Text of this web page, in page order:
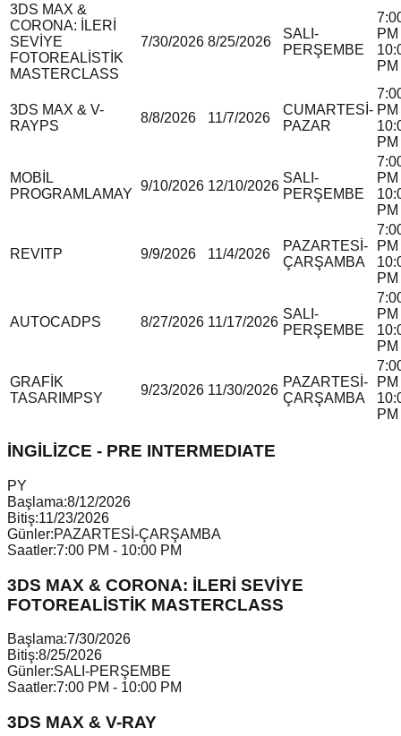
3DS MAX &
CORONA: İLERİ
SEVİYE
FOTOREALİSTİK
MASTERCLASS
7/30/2026 8/25/2026
SALI-
PERŞEMBE
PM
PM
3DS MAX & V-
RAYPS
8/8/2026 11/7/2026
CUMARTESİ-
PAZAR
PM
PM
MOBİL
PROGRAMLAMAY
9/10/2026 12/10/2026
SALI-
PERŞEMBE
PM
PM
REVITP 9/9/2026 11/4/2026
PAZARTESİ-
ÇARŞAMBA
PM
PM
AUTOCADPS 8/27/2026 11/17/2026
SALI-
PERŞEMBE
PM
PM
GRAFİK
TASARIM PSY
9/23/2026 11/30/2026
PAZARTESİ-
ÇARŞAMBA
PM
PM
İNGİLİZCE - PRE INTERMEDIATE
PY
Başlama:8/12/2026
Bitiş:11/23/2026
Günler:PAZARTESİ-ÇARŞAMBA
Saatler:7:00 PM - 10:00 PM
3DS MAX & CORONA: İLERİ SEVİYE
FOTOREALİSTİK MASTERCLASS
Başlama:7/30/2026
Bitiş:8/25/2026
Günler:SALI-PERŞEMBE
Saatler:7:00 PM - 10:00 PM
3DS MAX & V-RAY